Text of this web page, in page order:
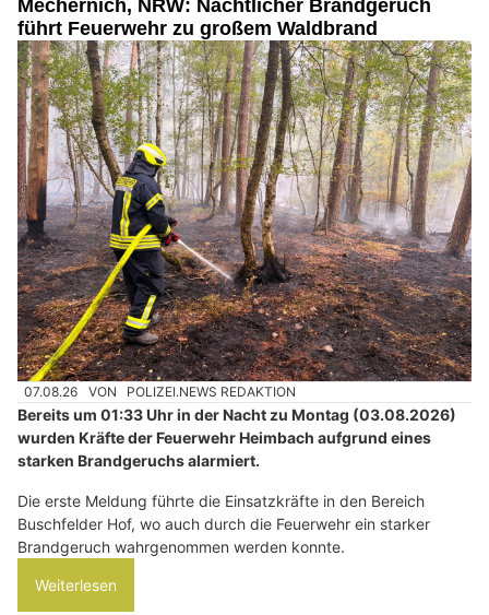
Mechernich, NRW: Nächtlicher Brandgeruch
führt Feuerwehr zu großem Waldbrand
07.08.26 VON POLIZEI.NEWS REDAKTION
Bereits um 01:33 Uhr in der Nacht zu Montag (03.08.2026)
wurden Kräfte der Feuerwehr Heimbach aufgrund eines
starken Brandgeruchs alarmiert.
Die erste Meldung führte die Einsatzkräfte in den Bereich
Buschfelder Hof, wo auch durch die Feuerwehr ein starker
Brandgeruch wahrgenommen werden konnte.
Weiterlesen